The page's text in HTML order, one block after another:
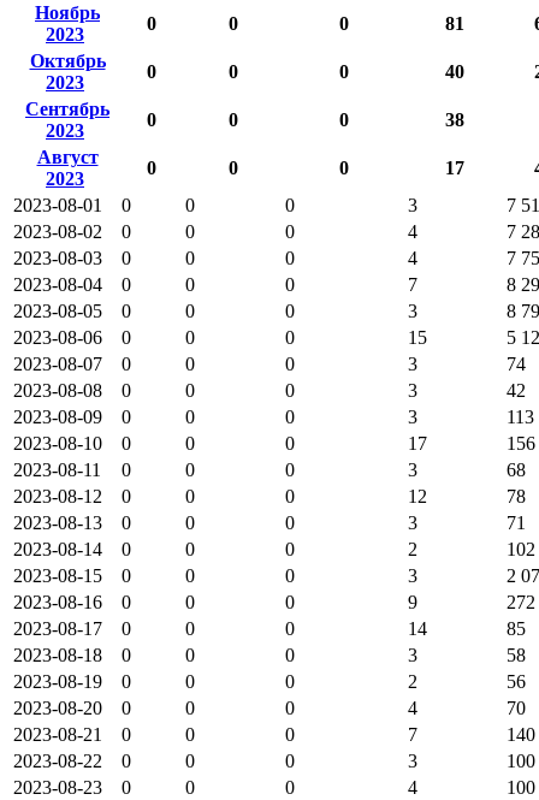
Ноябрь
2023
0 0 0 81
Октябрь
2023
0 0 0 40
Сентябрь
2023
0 0 0 38
Август
2023
0 0 0 17
2023-08-01
0 0 0 3
7
2023-08-02
0 0 0 4
7
2023-08-03
0 0 0 4
7
2023-08-04
0 0 0 7
8
2023-08-05
0 0 0 3
8
2023-08-06
0 0 0 15
5
2023-08-07
0 0 0 3
74
2023-08-08
0 0 0 3
42
2023-08-09
0 0 0 3
113
2023-08-10
0 0 0 17
156
2023-08-11
0 0 0 3
68
2023-08-12
0 0 0 12
78
2023-08-13
0 0 0 3
71
2023-08-14
0 0 0 2
102
2023-08-15
0 0 0 3
2
2023-08-16
0 0 0 9
272
2023-08-17
0 0 0 14
85
2023-08-18
0 0 0 3
58
2023-08-19
0 0 0 2
56
2023-08-20
0 0 0 4
70
2023-08-21
0 0 0 7
140
2023-08-22
0 0 0 3
100
2023-08-23
0 0 0 4 100